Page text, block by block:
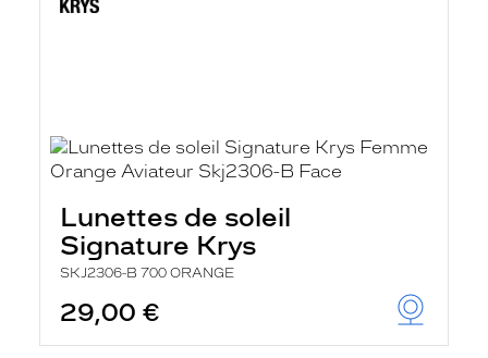
Lunettes de soleil
Signature Krys
SKJ2306-B 700 ORANGE
29,00 €